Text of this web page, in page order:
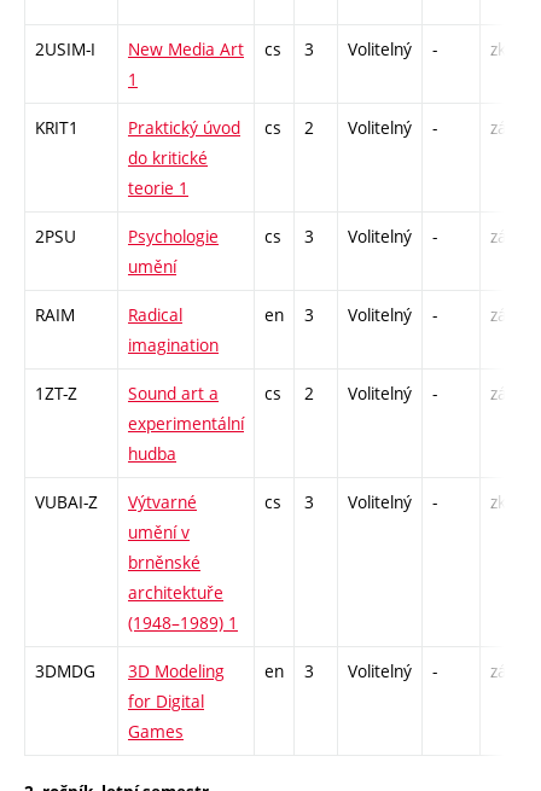
2USIM-I
New Media Art
1
cs 3 Volitelný - zk
KRIT1
Praktický úvod
do kritické
teorie 1
cs 2 Volitelný - zá
2PSU
Psychologie
umění
cs 3 Volitelný - zá,zk
RAIM
Radical
imagination
en 3 Volitelný - zá
1ZT-Z
Sound art a
experimentální
hudba
cs 2 Volitelný - zá
VUBAI-Z
Výtvarné
umění v
brněnské
architektuře
(1948–1989) 1
cs 3 Volitelný - zk
3DMDG
3D Modeling
for Digital
Games
en 3 Volitelný - zá